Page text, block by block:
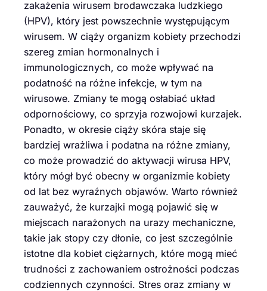
zakażenia wirusem brodawczaka ludzkiego
(HPV), który jest powszechnie występującym
wirusem. W ciąży organizm kobiety przechodzi
szereg zmian hormonalnych i
immunologicznych, co może wpływać na
podatność na różne infekcje, w tym na
wirusowe. Zmiany te mogą osłabiać układ
odpornościowy, co sprzyja rozwojowi kurzajek.
Ponadto, w okresie ciąży skóra staje się
bardziej wrażliwa i podatna na różne zmiany,
co może prowadzić do aktywacji wirusa HPV,
który mógł być obecny w organizmie kobiety
od lat bez wyraźnych objawów. Warto również
zauważyć, że kurzajki mogą pojawić się w
miejscach narażonych na urazy mechaniczne,
takie jak stopy czy dłonie, co jest szczególnie
istotne dla kobiet ciężarnych, które mogą mieć
trudności z zachowaniem ostrożności podczas
codziennych czynności. Stres oraz zmiany w